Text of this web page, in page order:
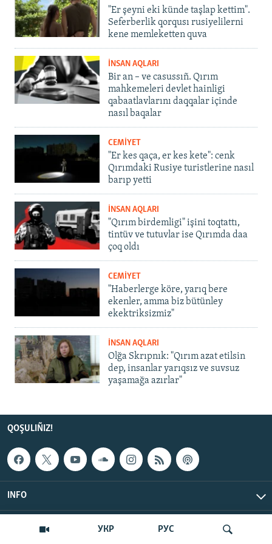
УКР РУС
"Er şeyni eki künde taşlap kettim".
Seferberlik qorqusı rusiyelilerni
kene memleketten quva
İNSAN AQLARI
Bir an – ve casussıñ. Qırım
mahkemeleri devlet hainligi
qabaatlavlarını daqqalar içinde
nasıl baqalar
CEMİYET
"Er kes qaça, er kes kete": cenk
Qırımdaki Rusiye turistlerine nasıl
barıp yetti
İNSAN AQLARI
"Qırım birdemligi" işini toqtattı,
tintüv ve tutuvlar ise Qırımda daa
çoq oldı
CEMİYET
"Haberlerge köre, yarıq bere
ekenler, amma biz bütünley
ekektriksizmiz"
İNSAN AQLARI
Olğa Skrıpnık: "Qırım azat etilsin
dep, insanlar yarıqsız ve suvsuz
yaşamağa azırlar"
QOŞULIÑIZ!
INFO
© Qırım.Aqiqat, 2026 | All Rights Reserved.